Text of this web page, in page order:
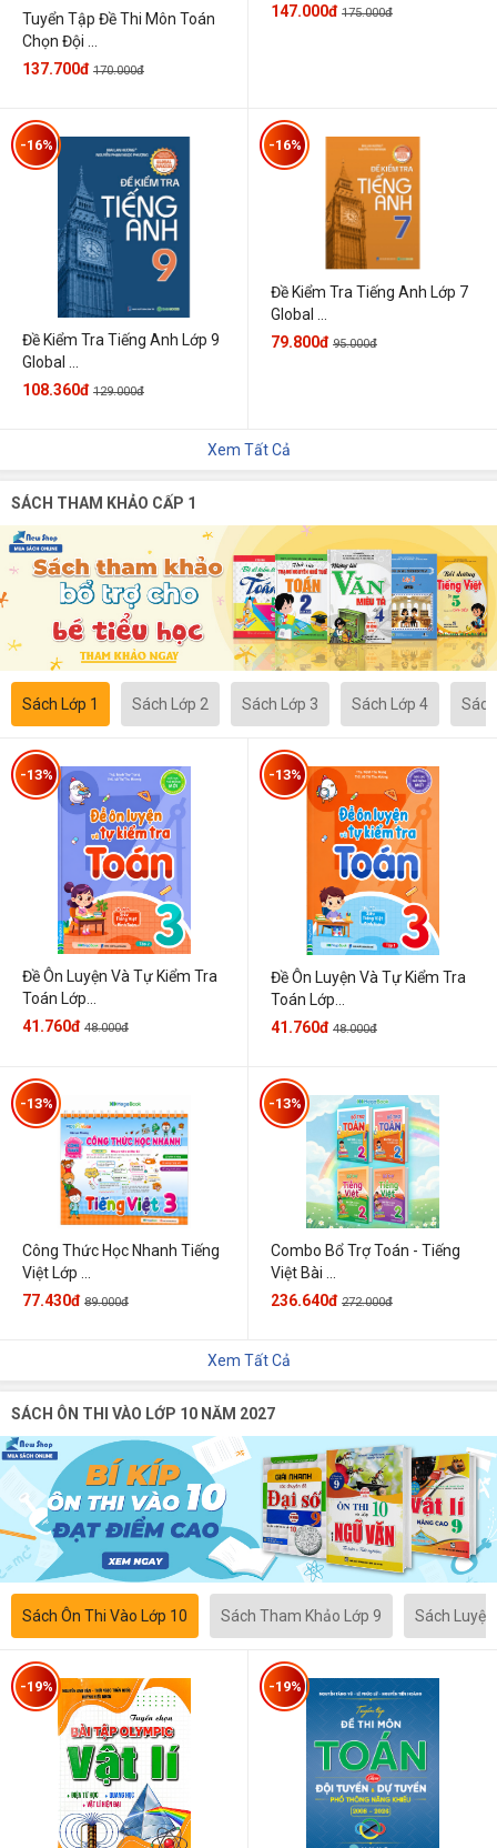
Tuyển Tập Đề Thi Môn Toán
Chọn Đội ...
137.700đ 170.000đ
147.000đ 175.000đ
Đề Kiểm Tra Tiếng Anh Lớp 9
Global ...
-16%
108.360đ 129.000đ
Đề Kiểm Tra Tiếng Anh Lớp 7
Global ...
-16%
79.800đ 95.000đ
Xem Tất Cả
SÁCH THAM KHẢO CẤP 1
Sách Lớp 1 Sách Lớp 2 Sách Lớp 3 Sách Lớp 4
Đề Ôn Luyện Và Tự Kiểm Tra
Toán Lớp...
-13%
41.760đ 48.000đ
Đề Ôn Luyện Và Tự Kiểm Tra
Toán Lớp...
-13%
41.760đ 48.000đ
Công Thức Học Nhanh Tiếng
Việt Lớp ...
-13%
77.430đ 89.000đ
Combo Bổ Trợ Toán - Tiếng
Việt Bài ...
-13%
236.640đ 272.000đ
Xem Tất Cả
SÁCH ÔN THI VÀO LỚP 10 NĂM 2027
Sách Ôn Thi Vào Lớp 10 Sách Tham Khảo Lớp 9 Sách
-19% -19%